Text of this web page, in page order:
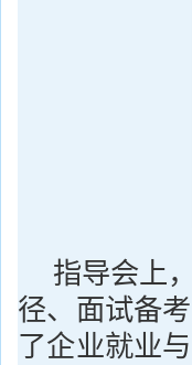
指导会上
径、面试备
了企业就业